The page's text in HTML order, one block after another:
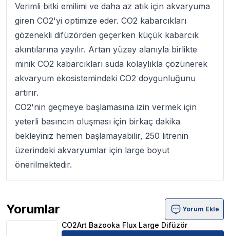
Verimli bitki emilimi ve daha az atık için akvaryuma
giren CO2'yi optimize eder. CO2 kabarcıkları
gözenekli difüzörden geçerken küçük kabarcık
akıntılarına yayılır. Artan yüzey alanıyla birlikte
minik CO2 kabarcıkları suda kolaylıkla çözünerek
akvaryum ekosistemindeki CO2 doygunluğunu
artırır.
CO2'nin geçmeye başlamasına izin vermek için
yeterli basıncın oluşması için birkaç dakika
bekleyiniz hemen başlamayabilir, 250 litrenin
üzerindeki akvaryumlar için large boyut
önerilmektedir.
Yorumlar
CO2Art Bazooka Flux Large Difüzör Ürün Yorumları
Yorum Ekle
CO2Art Bazooka Flux Large Difüzör